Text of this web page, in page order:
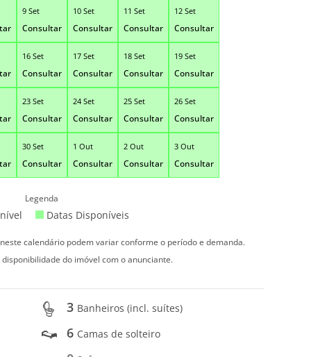
9 Set
Consultar
10 Set
Consultar
11 Set
Consultar
12 Set
Consultar
16 Set
Consultar
17 Set
Consultar
18 Set
Consultar
19 Set
Consultar
23 Set
Consultar
24 Set
Consultar
25 Set
Consultar
26 Set
Consultar
30 Set
Consultar
1 Out
Consultar
2 Out
Consultar
3 Out
Consultar
Legenda
Datas Disponíveis
calendário podem variar conforme o período e demanda.
do imóvel com o anunciante.
3 Banheiros (incl. suítes)
6 Camas de solteiro